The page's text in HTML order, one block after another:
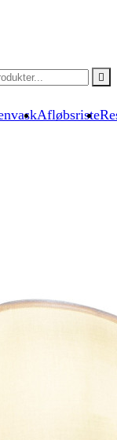
Afløbsriste
